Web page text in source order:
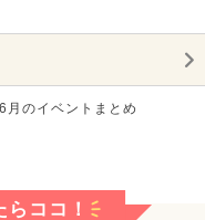
月のイベントまとめ
ココ！